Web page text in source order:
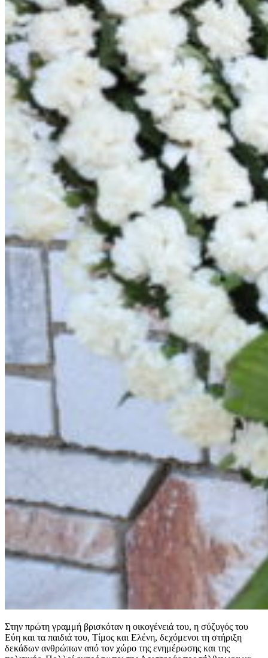
​Στην πρώτη γραμμή βρισκόταν η οικογένειά του, η σύζυγός του
Εύη και τα παιδιά του, Τίμος και Ελένη, δεχόμενοι τη στήριξη
δεκάδων ανθρώπων από τον χώρο της ενημέρωσης και της